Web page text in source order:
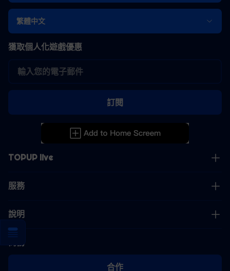
繁體中文
TOPUP live
服務
說明
商務
合作
獲取個人化遊戲優惠
訂閱